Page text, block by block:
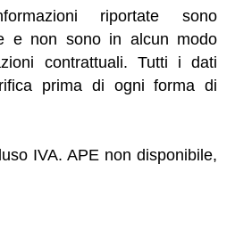
riportate sono
e non sono in alcun modo
contrattuali. Tutti i dati
prima di ogni forma di
IVA. APE non disponibile,